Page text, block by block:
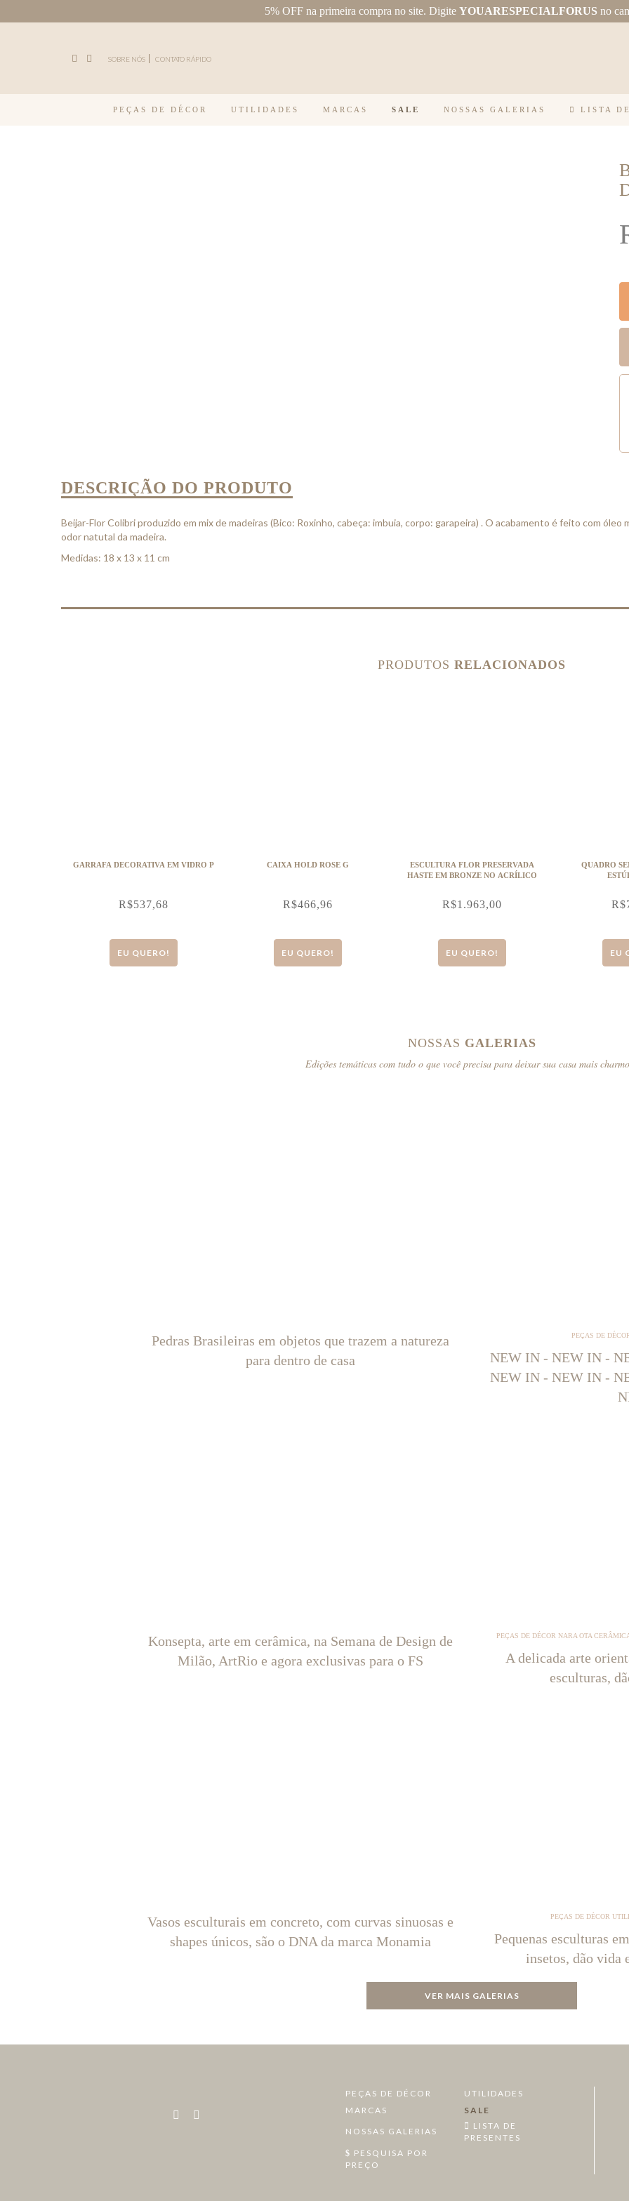
5% OFF na primeira compra no site. Digite YOUARESPECIALFORUS no
SOBRE NÓS CONTATO RÁPIDO
PEÇAS DE DÉCOR UTILIDADES MARCAS SALE NOSSAS GALERIAS LISTA
DESCRIÇÃO DO PRODUTO
Beijar-Flor Colibri produzido em mix de madeiras (Bico: Roxinho, cabeça: imbuia, corpo: garapeira) . O acabamento é feito com
odor natutal da madeira.
Medidas: 18 x 13 x 11 cm
PRODUTOS RELACIONADOS
GARRAFA DECORATIVA EM VIDRO P
R$537,68
EU QUERO!
CAIXA HOLD ROSE G
R$466,96
EU QUERO!
ESCULTURA FLOR PRESERVADA
HASTE EM BRONZE NO ACRÍLICO
R$1.963,00
EU QUERO!
QUADRO
R$
EU
NOSSAS GALERIAS
Edições temáticas com tudo o que você precisa para deixar sua casa mais
Pedras Brasileiras em objetos que trazem a natureza
para dentro de casa
PEÇAS DE
NEW IN - NEW IN -
NEW IN - NEW IN -
Konsepta, arte em cerâmica, na Semana de Design de
Milão, ArtRio e agora exclusivas para o FS
PEÇAS DE DÉCOR NARA OTA
A delicada arte
esculturas,
Vasos esculturais em concreto, com curvas sinuosas e
shapes únicos, são o DNA da marca Monamia
PEÇAS DE DÉCOR
Pequenas esculturas
insetos, dão vida
VER MAIS GALERIAS
PEÇAS DE DÉCOR
UTILIDADES
MARCAS
SALE
NOSSAS GALERIAS
LISTA DE
PRESENTES
PESQUISA POR
PREÇO